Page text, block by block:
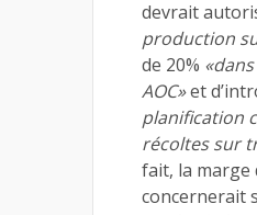
devrait
production
de 20%
AOC»et
planification
récoltes sur
fait, la marge
concernerait